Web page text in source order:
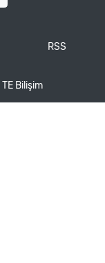
RSS
TE Bilişim